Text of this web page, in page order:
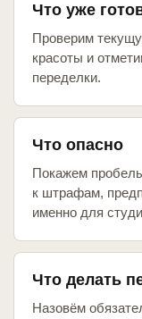
Что уже
Проверим
красоты и
переделки.
Что опасно
Покажем
к штрафам,
именно для
Что делать
Назовём